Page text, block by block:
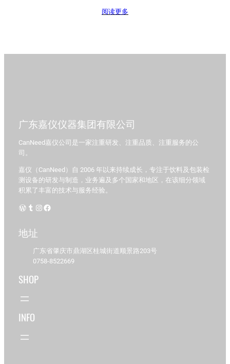
阅读更多
广东嘉仪仪器集团有限公司
CanNeed嘉仪公司是一家注重研发、注重品质、注重服务的公
司。
嘉仪（CanNeed）自 2006 年以来持续成长，专注于饮料及包装检
测设备的研发与制造，业务遍及多个国家和地区，在该细分领域
积累了丰富的技术与服务经验。
WordPress Instagram Facebook
地址
广东省肇庆市鼎湖区桂城街道顺景路203号
0758-8522669
SHOP
INFO